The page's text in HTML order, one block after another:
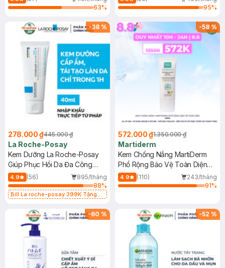
63%
95%
-38 %
278.000 ₫445.000 ₫
La Roche-Posay
Kem Dưỡng La Roche-Posay
Giúp Phục Hồi Da Đa Công
Dụng 40ml
4.9 (56)
895/tháng
88%
Bill La roche-posay 399K Tặng
(SL có hạn)
-58%
572.000 ₫1.350.000 ₫
Martiderm
Kem Chống Nắng MartiDerm
Phổ Rộng Bảo Vệ Toàn Diện
40ml
4.9 (110)
243/tháng
91%
-60 % -52 %